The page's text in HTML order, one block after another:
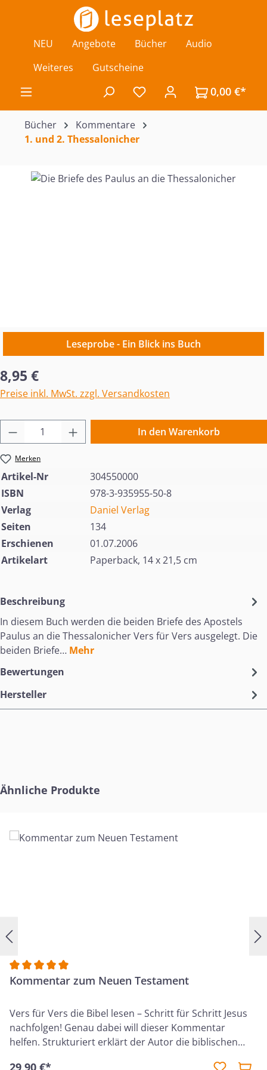
Zum Hauptinhalt springen
NEU Angebote Bücher
Audio
Weiteres
Gutscheine
Du hast 0 Produkte auf
0,00 €*
Bücher
Kommentare
1. und 2. Thessalonicher
Bildergalerie überspringen
Leseprobe - Ein Blick ins Buch
Regulärer Preis:
8,95 €
Preise inkl. MwSt. zzgl. Versandkosten
Produkt Anzahl: Gib den gewünschten
In den Warenkorb
Merken
Artikel-Nr
304550000
ISBN
978-3-935955-50-8
Verlag
Daniel Verlag
Seiten
134
Erschienen
01.07.2006
Artikelart
Paperback, 14 x 21,5 cm
Beschreibung
In diesem Buch werden die beiden Briefe des Apostels
Paulus an die Thessalonicher Vers für Vers ausgelegt. Die
beiden Briefe… Mehr
Bewertungen
Hersteller
Produktgalerie überspringen
Ähnliche Produkte
Durchschnittliche Bewertung von 5 von 5 Sternen
Kommentar zum Neuen Testament
Vers für Vers die Bibel lesen – Schritt für Schritt Jesus
nachfolgen! Genau dabei will dieser Kommentar
helfen. Strukturiert erklärt der Autor die biblischen